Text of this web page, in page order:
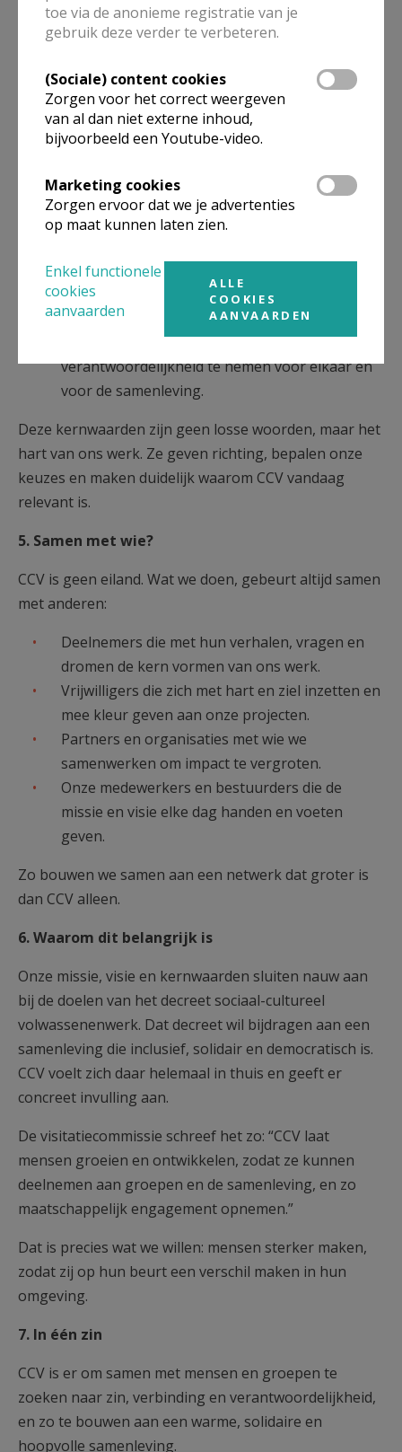
gemeenschappen hun talenten en expertise inzetten
om verschil te maken.
4. Onze kernwaarden
Uit gesprekken met deelnemers, vrijwilligers en
medewerkers komen telkens dezelfde waarden terug.
Zingeving – de zoektocht naar betekenis staat
centraal in alles wat we doen.
en versterken relaties.
Solidariteit – we kiezen voor inclusie en geven
zorg aan wie kwetsbaar is.
Verantwoordelijkheid – we moedigen aan om
verantwoordelijkheid te nemen voor elkaar en
voor de samenleving.
Deze kernwaarden zijn geen losse woorden, maar het
hart van ons werk. Ze geven richting, bepalen onze
keuzes en maken duidelijk waarom CCV vandaag
relevant is.
5. Samen met wie?
CCV is geen eiland. Wat we doen, gebeurt altijd samen
met anderen:
Deelnemers die met hun verhalen, vragen en
dromen de kern vormen van ons werk.
Vrijwilligers die zich met hart en ziel inzetten en
mee kleur geven aan onze projecten.
Partners en organisaties met wie we
samenwerken om impact te vergroten.
Onze medewerkers en bestuurders die de
missie en visie elke dag handen en voeten
geven.
Zo bouwen we samen aan een netwerk dat groter is
dan CCV alleen.
6. Waarom dit belangrijk is
Onze missie, visie en kernwaarden sluiten nauw aan
bij de doelen van het decreet sociaal-cultureel
volwassenenwerk. Dat decreet wil bijdragen aan een
samenleving die inclusief, solidair en democratisch is.
CCV voelt zich daar helemaal in thuis en geeft er
concreet invulling aan.
De visitatiecommissie schreef het zo: “CCV laat
mensen groeien en ontwikkelen, zodat ze kunnen
deelnemen aan groepen en de samenleving, en zo
maatschappelijk engagement opnemen.”
Dat is precies wat we willen: mensen sterker maken,
zodat zij op hun beurt een verschil maken in hun
omgeving.
7. In één zin
CCV is er om samen met mensen en groepen te
zoeken naar zin, verbinding en verantwoordelijkheid,
en zo te bouwen aan een warme, solidaire en
hoopvolle samenleving.
toe via de anonieme registratie van je
gebruik deze verder te verbeteren.
(Sociale) content cookies
Zorgen voor het correct weergeven
van al dan niet externe inhoud,
bijvoorbeeld een Youtube-video.
Marketing cookies
Zorgen ervoor dat we je advertenties
op maat kunnen laten zien.
Enkel functionele
cookies
aanvaarden
ALLE
COOKIES
AANVAARDEN